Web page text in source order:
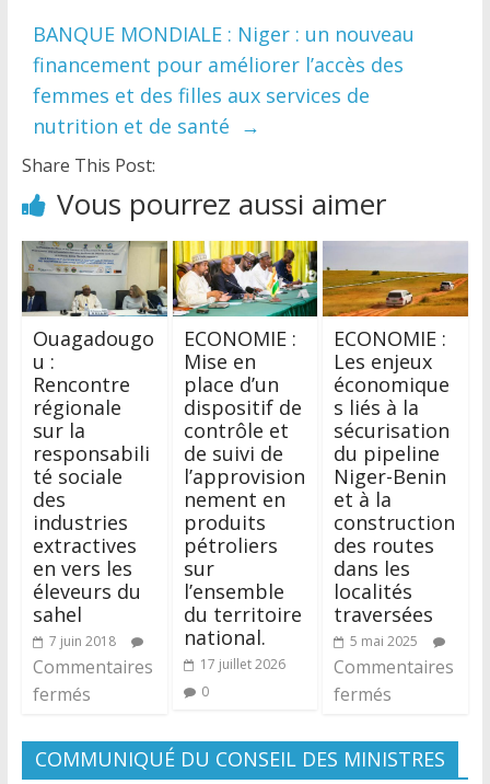
BANQUE MONDIALE : Niger : un nouveau
financement pour améliorer l’accès des
femmes et des filles aux services de
nutrition et de santé →
Share This Post:
Vous pourrez aussi aimer
Ouagadougo
u :
Rencontre
régionale
sur la
responsabili
té sociale
des
industries
extractives
en vers les
éleveurs du
sahel
7 juin 2018
Commentaires
fermés
ECONOMIE :
Mise en
place d’un
dispositif de
contrôle et
de suivi de
l’approvision
nement en
produits
pétroliers
sur
l’ensemble
du territoire
national.
17 juillet 2026
0
ECONOMIE :
Les enjeux
économique
s liés à la
sécurisation
du pipeline
Niger-Benin
et à la
construction
des routes
dans les
localités
traversées
5 mai 2025
Commentaires
fermés
COMMUNIQUÉ DU CONSEIL DES MINISTRES